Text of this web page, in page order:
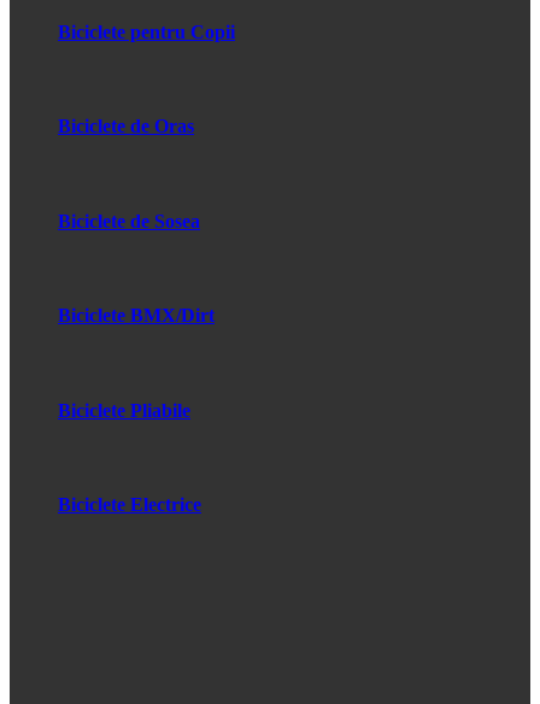
Biciclete pentru Copii
Biciclete de Oras
Biciclete de Sosea
Biciclete BMX/Dirt
Biciclete Pliabile
Biciclete Electrice